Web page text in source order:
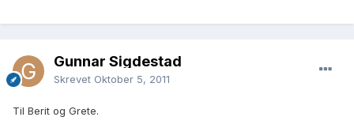
Gunnar Sigdestad
Skrevet Oktober 5, 2011
Til Berit og Grete.